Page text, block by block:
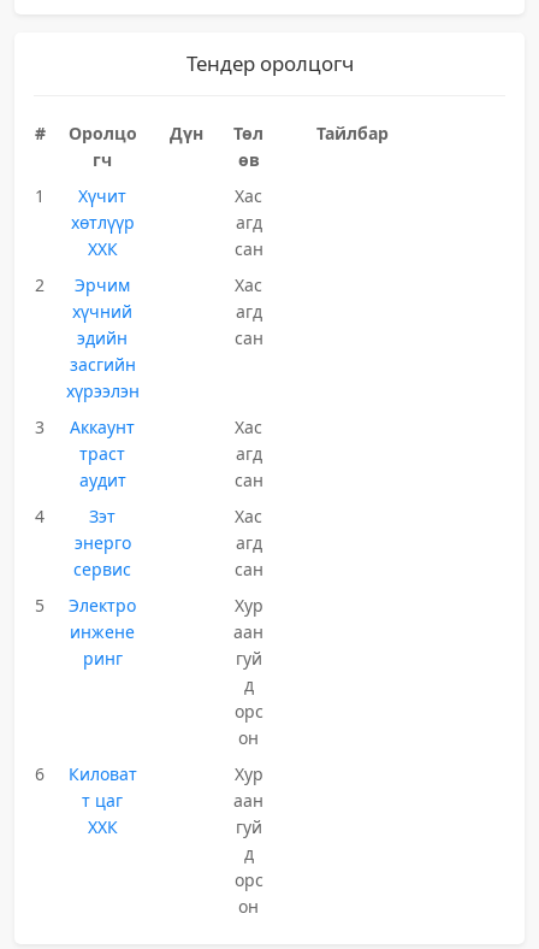
Тендер оролцогч
#
Оролцо
гч
Дүн
Төл
өв
Тайлбар
1
Хүчит
хөтлүүр
ХХК
Хас
агд
сан
2
Эрчим
хүчний
эдийн
засгийн
хүрээлэн
Хас
агд
сан
3
Аккаунт
траст
аудит
Хас
агд
сан
4
Зэт
энерго
сервис
Хас
агд
сан
5
Электро
инжене
ринг
Хур
аан
гуй
д
орс
он
6
Киловат
т цаг
ХХК
Хур
аан
гуй
д
орс
он